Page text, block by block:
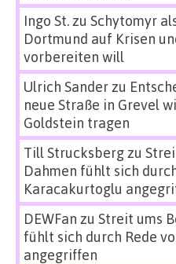
Ingo St.zu Schytomyr
Dortmund auf Krisen
vorbereiten will
Ulrich Sanderzu
neue Straße in Grevel
Goldstein tragen
Till Strucksbergzu
Dahmen fühlt sich
Karacakurtoglu
DEWFan zu Streit ums
fühlt sich durch Rede
angegriffen